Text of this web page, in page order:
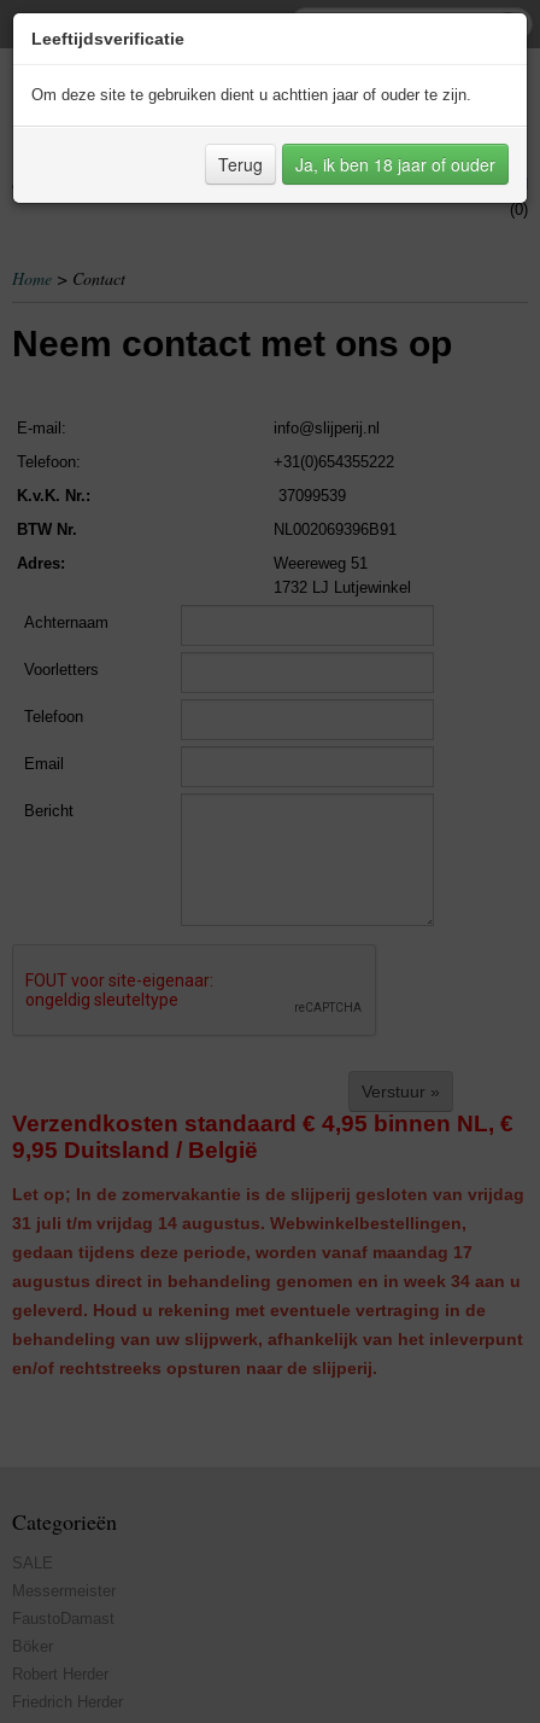
Inloggen
UW WINKELWAGEN
Geen producten(0)
Home > Contact
Neem contact met ons op
E-mail:
info@slijperij.nl
Telefoon:
+31(0)654355222
K.v.K. Nr.:
37099539
BTW Nr.
NL002069396B91
Adres:
Weereweg 51
1732 LJ Lutjewinkel
Achternaam
Voorletters
Telefoon
Email
Bericht
Verstuur »
Verzendkosten standaard € 4,95 binnen NL, €
9,95 Duitsland / België
Let op; In de zomervakantie is de slijperij gesloten van vrijdag
31 juli t/m vrijdag 14 augustus. Webwinkelbestellingen,
gedaan tijdens deze periode, worden vanaf maandag 17
augustus direct in behandeling genomen en in week 34 aan u
geleverd. Houd u rekening met eventuele vertraging in de
behandeling van uw slijpwerk, afhankelijk van het inleverpunt
en/of rechtstreeks opsturen naar de slijperij.
Categorieën
SALE
Messermeister
FaustoDamast
Böker
Robert Herder
Friedrich Herder
Leeftijdsverificatie
Om deze site te gebruiken dient u achttien jaar of ouder te zijn.
Terug Ja, ik ben 18 jaar of ouder